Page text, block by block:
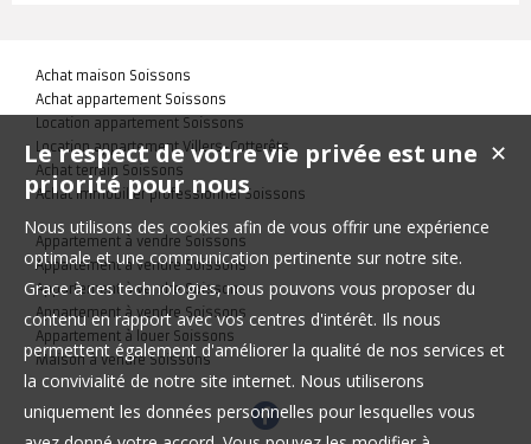
Achat maison Soissons
Achat appartement Soissons
Location appartement Soissons
Location appartement Villers-Cotterêts
Achat terrain Soissons
Achat immobilier professionnel Soissons
Appartement à vendre Soissons
Appartement à vendre Soissons
Appartement à vendre Soissons
Appartement à vendre Soissons
Appartement à louer Soissons
Maison à vendre Soissons
✕
Le respect de votre vie privée est une
priorité pour nous
Nous utilisons des cookies afin de vous offrir une expérience
optimale et une communication pertinente sur notre site.
Grace à ces technologies, nous pouvons vous proposer du
contenu en rapport avec vos centres d'intérêt. Ils nous
permettent également d'améliorer la qualité de nos services et
la convivialité de notre site internet. Nous utiliserons
uniquement les données personnelles pour lesquelles vous